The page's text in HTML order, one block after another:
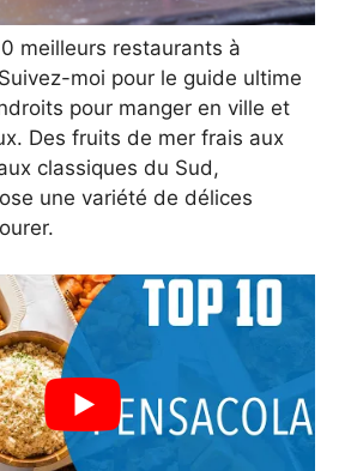
meilleurs restaurants à
moi pour le guide ultime
pour manger en ville et
Des fruits de mer frais aux
classiques du Sud,
une variété de délices